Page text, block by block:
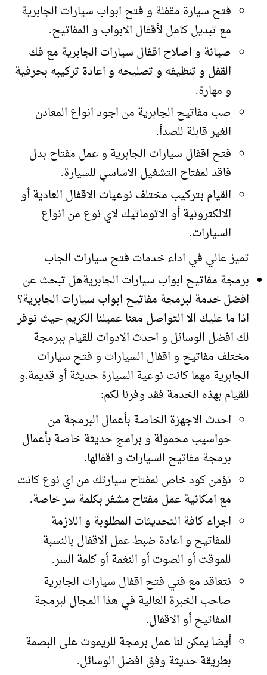
فتح سيارة مقفلة و فتح ابواب سيارات الجابرية
مع تبديل كامل لأقفال الابواب و المفاتيح.
صيانة و اصلاح اقفال سيارات الجابرية مع فك
القفل و تنظيفه و تصليحه و اعادة تركيبه بحرفية
و مهارة.
صب مفاتيح الجابرية من اجود انواع المعادن
الغير قابلة للصدأ.
فتح اقفال سيارات الجابرية و عمل مفتاح بدل
فاقد لمفتاح التشغيل الاساسي للسيارة.
القيام بتركيب مختلف نوعيات الاقفال العادية أو
الالكترونية أو الاتوماتيك لاي نوع من انواع
السيارات.
تميز عالي في اداء خدمات فتح سيارات الجاب
برمجة مفاتيح ابواب سيارات الجابريةهل تبحث عن
افضل خدمة لبرمجة مفاتيح ابواب سيارات الجابرية؟
اذا ما عليك الا التواصل معنا عميلنا الكريم حيث نوفر
لك افضل الوسائل و احدث الادوات للقيام ببرمجة
مختلف مفاتيح و اقفال السيارات و فتح سيارات
الجابرية مهما كانت نوعية السيارة حديثة أو قديمة.و
للقيام بهذه الخدمة فقد وفرنا لكم:
احدث الاجهزة الخاصة بأعمال البرمجة من
حواسيب محمولة و برامج حديثة خاصة بأعمال
برمجة مفاتيح السيارات و اقفالها.
نؤمن كود خاص لمفتاح سيارتك من اي نوع كانت
مع امكانية عمل مفتاح مشفر بكلمة سر خاصة.
اجراء كافة التحديثات المطلوبة و اللازمة
للمفاتيح و اعادة ضبط عمل الاقفال بالنسبة
للموقت أو الصوت أو النغمة أو كلمة السر.
نتعاقد مع فني فتح اقفال سيارات الجابرية
صاحب الخبرة العالية في هذا المجال لبرمجة
المفاتيح أو الاقفال.
أيضا يمكن لنا عمل برمجة للريموت على البصمة
بطريقة حديثة وفق افضل الوسائل.